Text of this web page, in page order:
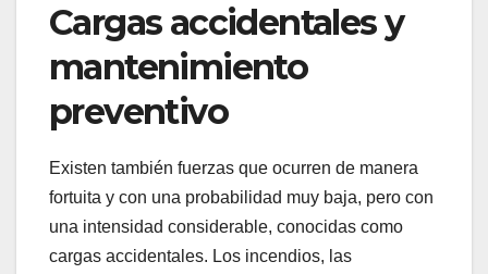
Cargas accidentales y
mantenimiento
preventivo
Existen también fuerzas que ocurren de manera
fortuita y con una probabilidad muy baja, pero con
una intensidad considerable, conocidas como
cargas accidentales. Los incendios, las